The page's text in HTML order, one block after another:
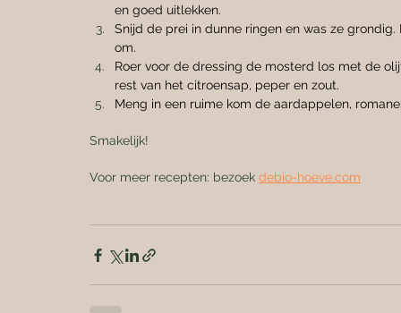
en goed uitlekken.
Snijd de prei in dunne ringen en was ze
om.
Roer voor de dressing de mosterd los met de
rest van het citroensap, peper en zout.
Meng in een ruime kom de aardappelen,
Smakelijk!
Voor meer recepten: bezoek debio-hoeve.com